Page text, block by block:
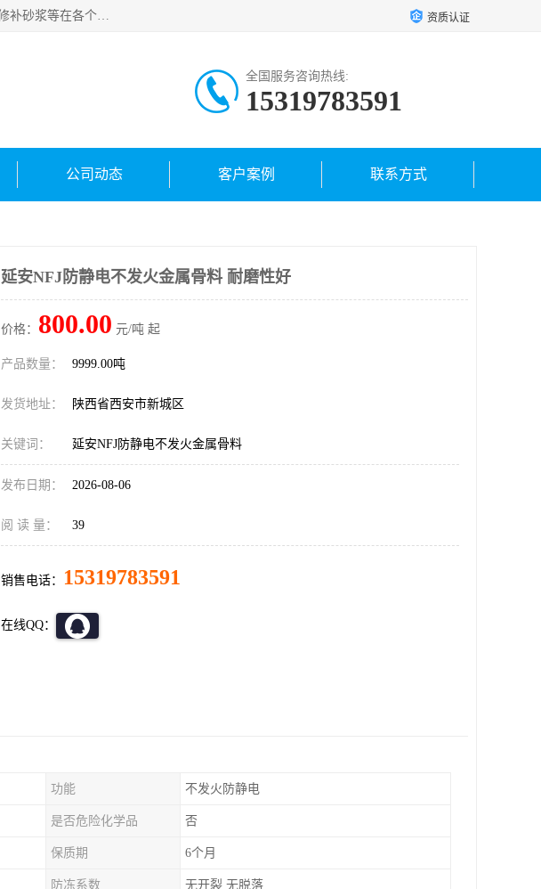
西安伊顿建材有限公司主营产品：CGM高强无收缩灌浆料，建筑结构胶，石材粘合剂，柔性防水材料，环氧修补砂浆等在各个行业得到了客户认可。 资质认证
全国服务咨询热线:
15319783591
公司动态 客户案例 联系方式
延安NFJ防静电不发火金属骨料 耐磨性好
价格： 800.00 元/吨 起
产品数量： 9999.00吨
发货地址： 陕西省西安市新城区
关键词： 延安NFJ防静电不发火金属骨料
发布日期： 2026-08-06
阅 读 量： 39
销售电话： 15319783591
在线QQ：
功能 不发火防静电
是否危险化学品 否
保质期 6个月
防冻系数 无开裂 无脱落